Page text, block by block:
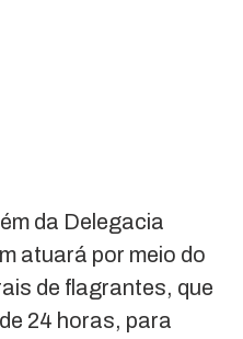
da Delegacia
atuará por meio do
de flagrantes, que
24 horas, para